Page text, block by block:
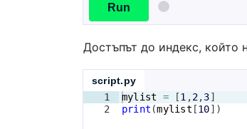
Run
Достъпът до индекс, който
script.py
1
2
mylist = [1 ,2,3]
print (mylist [10])